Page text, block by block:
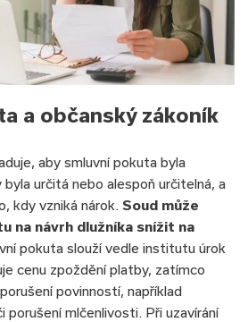
a občanský zákoník
aby smluvní pokuta byla
byla určitá nebo alespoň určitelná, a
kdy vzniká nárok. Soud může
na návrh dlužníka snížit na
pokuta slouží vedle institutu úrok
cenu zpoždění platby, zatímco
povinností, například
porušení mlčenlivosti. Při uzavírání